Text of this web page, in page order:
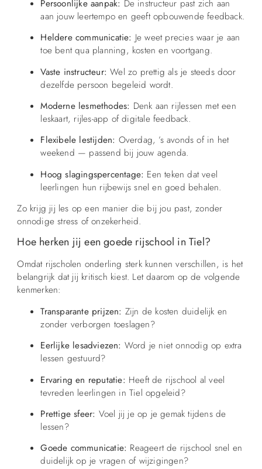
Persoonlijke aanpak: De instructeur past zich aan
aan jouw leertempo en geeft opbouwende feedback.
Heldere communicatie: Je weet precies waar je aan
toe bent qua planning, kosten en voortgang.
Vaste instructeur: Wel zo prettig als je steeds door
dezelfde persoon begeleid wordt.
Moderne lesmethodes: Denk aan rijlessen met een
leskaart, rijles-app of digitale feedback.
Flexibele lestijden: Overdag, ’s avonds of in het
weekend — passend bij jouw agenda.
Hoog slagingspercentage: Een teken dat veel
leerlingen hun rijbewijs snel en goed behalen.
Zo krijg jij les op een manier die bij jou past, zonder
onnodige stress of onzekerheid.
Hoe herken jij een goede rijschool in Tiel?
Omdat rijscholen onderling sterk kunnen verschillen, is het
belangrijk dat jij kritisch kiest. Let daarom op de volgende
kenmerken:
Transparante prijzen: Zijn de kosten duidelijk en
zonder verborgen toeslagen?
Eerlijke lesadviezen: Word je niet onnodig op extra
lessen gestuurd?
Ervaring en reputatie: Heeft de rijschool al veel
tevreden leerlingen in Tiel opgeleid?
Prettige sfeer: Voel jij je op je gemak tijdens de
lessen?
Goede communicatie: Reageert de rijschool snel en
duidelijk op je vragen of wijzigingen?